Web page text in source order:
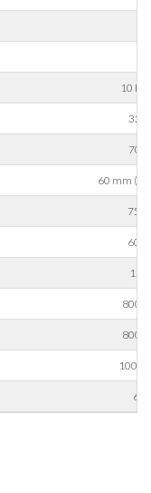
10
32
70
60 mm
75
60
1.7
8000
8000
60